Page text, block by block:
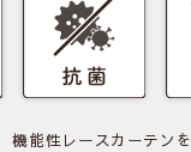
機能性レースカーテンを